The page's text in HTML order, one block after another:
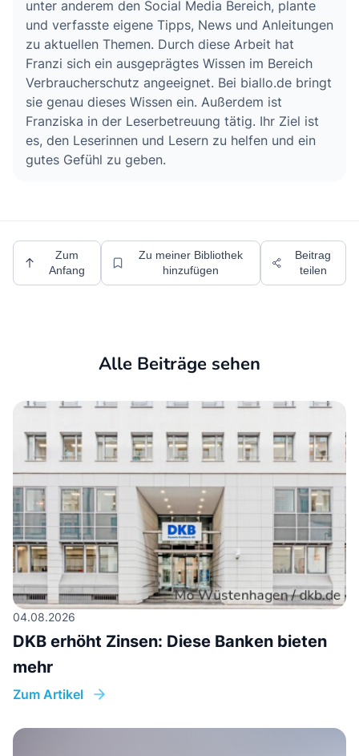
unter anderem den Social Media Bereich, plante
und verfasste eigene Tipps, News und Anleitungen
zu aktuellen Themen. Durch diese Arbeit hat
Franzi sich ein ausgeprägtes Wissen im Bereich
Verbraucherschutz angeeignet. Bei biallo.de bringt
sie genau dieses Wissen ein. Außerdem ist
Franziska in der Leserbetreuung tätig. Ihr Ziel ist
es, den Leserinnen und Lesern zu helfen und ein
gutes Gefühl zu geben.
Zum
Anfang
Zu meiner Bibliothek
hinzufügen
Beitrag
teilen
Alle Beiträge sehen
04.08.2026
DKB erhöht Zinsen: Diese Banken bieten
mehr
Zum Artikel